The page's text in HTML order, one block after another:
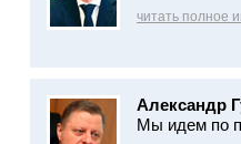
читать полное
Александр
Мы идем по